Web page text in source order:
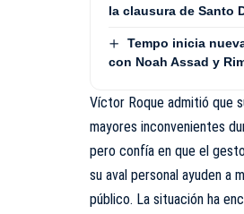
la clausura de Santo
Tempo inicia
con Noah Assad y
Víctor Roque admitió que
mayores inconvenientes
pero confía en que el
su aval personal ayuden a
público. La situación ha